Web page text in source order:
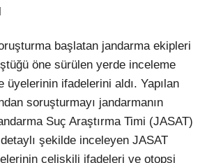
başlatan jandarma ekipleri
öne sürülen yerde inceleme
üyelerinin ifadelerini aldı. Yapılan
soruşturmayı jandarmanın
Suç Araştırma Timi (JASAT)
şekilde inceleyen JASAT
çelişkili ifadeleri ve otopsi